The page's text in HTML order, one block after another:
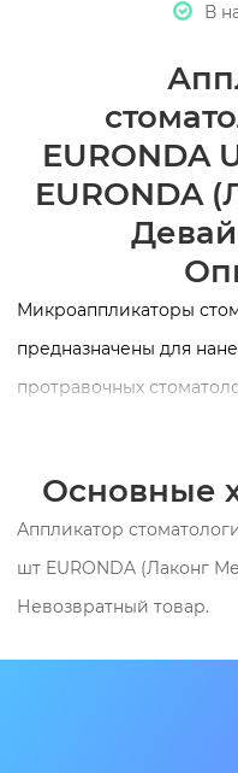
EURONDA
EURONDA
Микроаппликаторы
предназначены для
протравочных
материалов.
Основные
Аппликатор
шт EURONDA (Лаконг
Невозвратный товар.
В